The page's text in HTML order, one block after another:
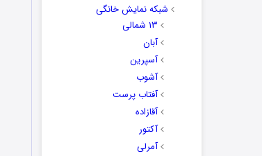
شبکه نمایش خانگی
۱۳ شمالی
آبان
آسپرین
آشوب
آفتاب پرست
آقازاده
آکتور
آمرلی